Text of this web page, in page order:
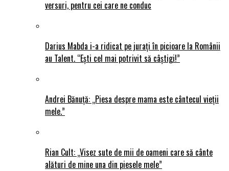
versuri, pentru cei care ne conduc
Darius Mabda i-a ridicat pe jurați în picioare la Românii
au Talent. “Ești cel mai potrivit să câștigi!”
Andrei Bănuță: „Piesa despre mama este cântecul vieții
mele.”
Rian Cult: „Visez sute de mii de oameni care să cânte
alături de mine una din piesele mele”